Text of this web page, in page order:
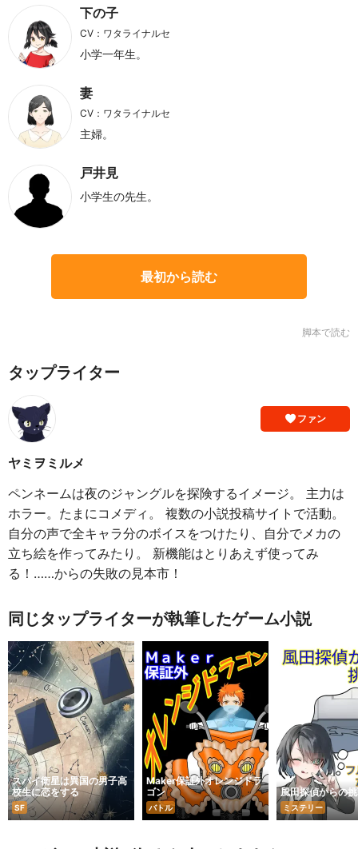
下の子
CV：ワタライナルセ
小学一年生。
妻
CV：ワタライナルセ
主婦。
戸井見
小学生の先生。
最初から読む
脚本で読む
タップライター
ファン
ヤミヲミルメ
ペンネームは夜のジャングルを探険するイメージ。 主力は
ホラー。たまにコメディ。 複数の小説投稿サイトで活動。
自分の声で全キャラ分のボイスをつけたり、自分でメカの
立ち絵を作ってみたり。 新機能はとりあえず使ってみ
る！……からの失敗の見本市！
同じタップライターが執筆したゲーム小説
スパイ衛星は異国の男子高
校生に恋をする
SF
Maker保証外オレンジドラ
ゴン
バトル
風田探偵からの
ミステリー